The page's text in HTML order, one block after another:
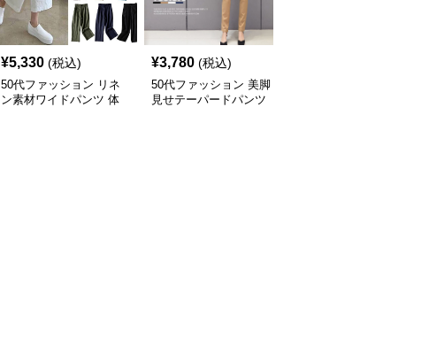
¥5,330 (税込)
50代ファッション リネ
ン素材ワイドパンツ 体
¥3,780 (税込)
50代ファッション 美脚
見せテーパードパンツ